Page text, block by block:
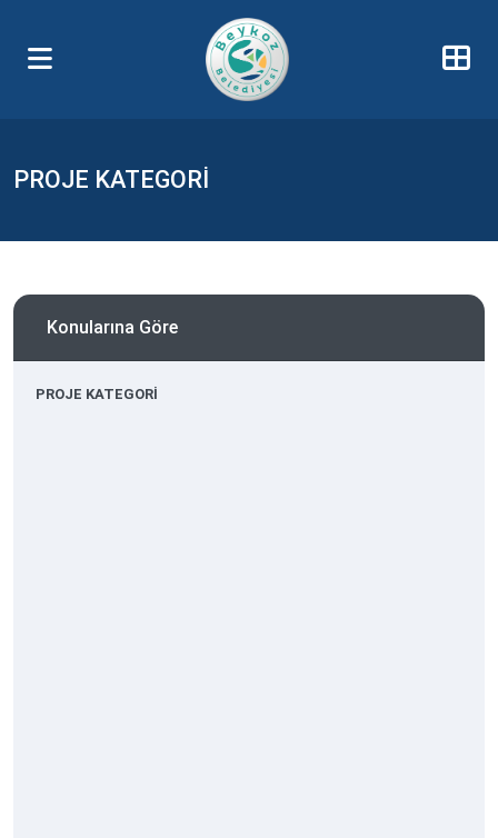
PROJE KATEGORİ
Konularına Göre
PROJE KATEGORİ